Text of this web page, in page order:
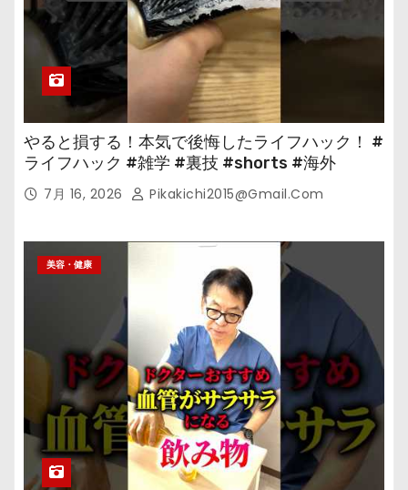
やると損する！本気で後悔したライフハック！ #
ライフハック #雑学 #裏技 #shorts #海外
7月 16, 2026 Pikakichi2015@gmail.com
美容・健康